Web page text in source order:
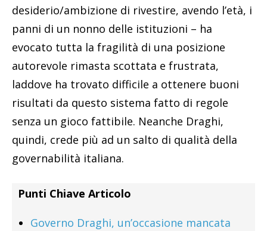
desiderio/ambizione di rivestire, avendo l’età, i
panni di un nonno delle istituzioni – ha
evocato tutta la fragilità di una posizione
autorevole rimasta scottata e frustrata,
laddove ha trovato difficile a ottenere buoni
risultati da questo sistema fatto di regole
senza un gioco fattibile. Neanche Draghi,
quindi, crede più ad un salto di qualità della
governabilità italiana.
Punti Chiave Articolo
Governo Draghi, un’occasione mancata